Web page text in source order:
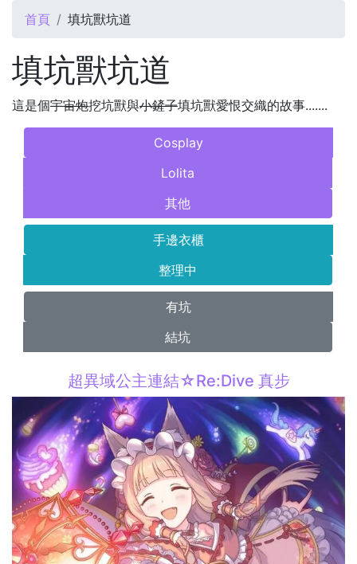
您在這裡
首頁 填坑獸坑道
填坑獸坑道
這是個宇宙炮挖坑獸與小鏟子填坑獸愛恨交織的故事.......
Cosplay
Lolita
其他
手邊衣櫃
整理中
有坑
結坑
超異域公主連結☆Re:Dive 真步